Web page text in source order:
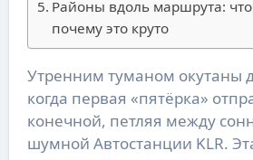
Районы вдоль маршрута:
почему это круто
Утренним туманом окутаны дачи Лезнево,
когда первая «пятёрка»
конечной, петляя между
шумной Автостанции KLR.